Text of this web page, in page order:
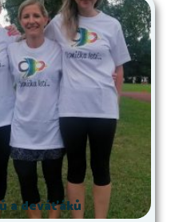
a deváťáků